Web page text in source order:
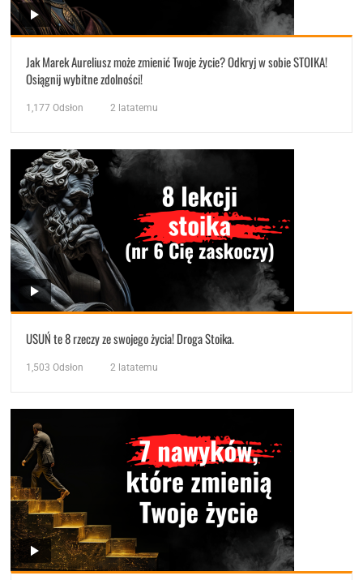
Jak Marek Aureliusz może zmienić Twoje życie? Odkryj w sobie STOIKA!
Osiągnij wybitne zdolności!
1,177 Odsłon 2 latatemu
USUŃ te 8 rzeczy ze swojego życia! Droga Stoika.
1,503 Odsłon 2 latatemu